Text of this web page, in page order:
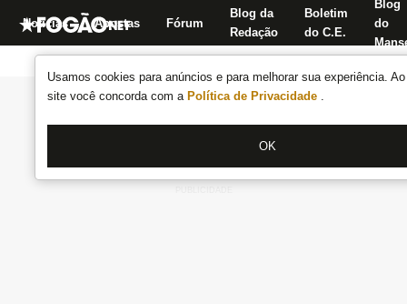
Usamos cookies para anúncios e para melhorar sua experiência.
site você concorda com a Política de Privacidade .
OK
Notícias Apostas Fórum
Blog da
Redação
Boletim
do C.E.
Blog
do